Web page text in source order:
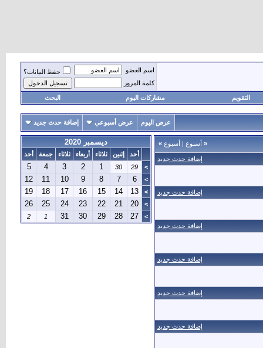
اسم العضو
حفظ البيانات؟
كلمة المرور
التقويم مشاركات اليوم البحث
عرض اليوم عرض أسبوعي إضافة حدث جديد
« أسبوع | أسبوع »
إضافة حدث جديد
إضافة حدث جديد
إضافة حدث جديد
إضافة حدث جديد
إضافة حدث جديد
إضافة حدث جديد
ديسمبر 2020
أحد إثنين ثلاثاء أربعاء ثلاثاء جمعة
أحد
>
29
30
1
2
3
4
5
>
6
7
8
9
10
11
12
>
13
14
15
16
17
18
19
>
20
21
22
23
24
25
26
>
27
28
29
30
31
1
2